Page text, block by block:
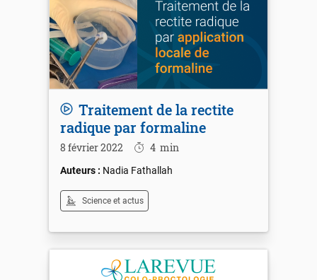
Traitement de la rectite
radique par formaline
8 février 2022 4 min
Nadia Fathallah
Science et actus